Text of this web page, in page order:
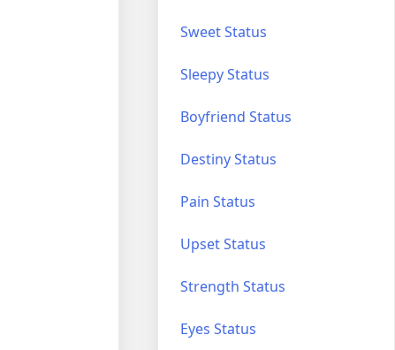
Sweet Status
Sleepy Status
Boyfriend Status
Destiny Status
Pain Status
Upset Status
Strength Status
Eyes Status